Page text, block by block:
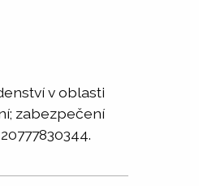
v oblasti
zabezpečení